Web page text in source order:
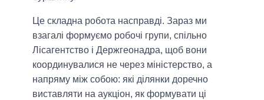
Це складна робота насправді. Зараз ми
взагалі формуємо робочі групи, спільно
Лісагентство і Держгеонадра, щоб вони
координувалися не через міністерство, а
напряму між собою: які ділянки доречно
виставляти на аукціон, як формувати ці